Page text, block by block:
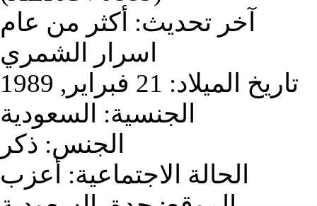
آخر تحديث: أكثر من عام
اسرار الشمري
تاريخ الميلاد: 21 فبراير, 1989
الجنسية:
السعودية
الجنس: ذكر
الحالة الاجتماعية:
أعزب